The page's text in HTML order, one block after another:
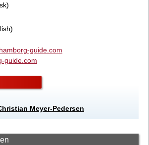
guide.com
guide.com
Meyer-Pedersen